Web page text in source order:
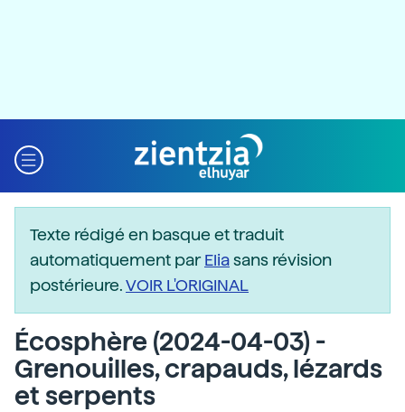
Texte rédigé en basque et traduit
automatiquement parEliasans révision
postérieure.VOIR L'ORIGINAL
Écosphère (2024-04-03) -
Grenouilles, crapauds, lézards
et serpents